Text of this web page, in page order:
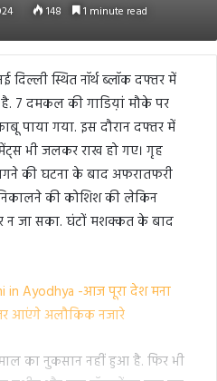
148 1 minute read
स्थित नॉर्थ ब्लॉक दफ्तर में
7 दमकल की गाडिय़ां मौके पर
पाया गया. इस दौरान दफ्तर में
भी जलकर राख हो गए। गृह
की घटना के बाद अफरातफरी
की कोशिश की लेकिन
जा सका. घंटों मशक्कत के बाद
in Ayodhya -आज पूरा देश मना
आएंगे अलौकिक नजारे
का नुकसान नहीं हुआ है. फिर भी